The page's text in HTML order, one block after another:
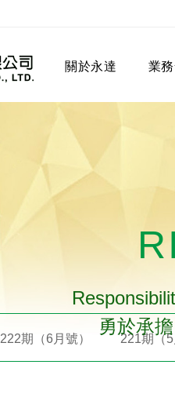
關於永達 業
222期（6月號） 221期（
勇於承